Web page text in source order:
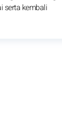
serta kembali